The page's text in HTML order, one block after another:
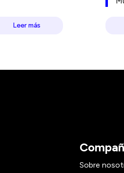
Leer más
Sobre